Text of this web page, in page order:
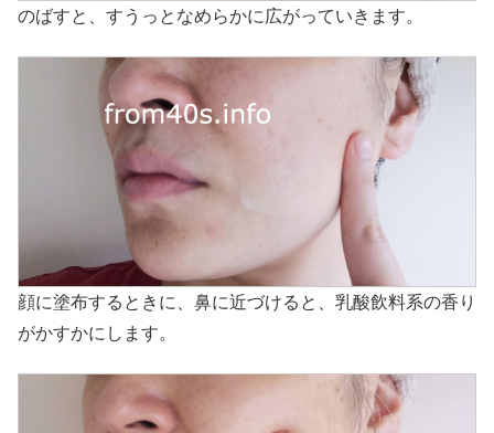
のばすと、すうっとなめらかに広がっていきます。
顔に塗布するときに、鼻に近づけると、乳酸飲料系の香り
がかすかにします。